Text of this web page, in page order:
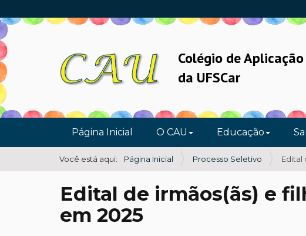
Colégio de Aplicação
da UFSCar
Página Inicial O CAU Educação
Você está aqui: Página Inicial Processo Seletivo Edital
Edital de irmãos(ãs) e
em 2025